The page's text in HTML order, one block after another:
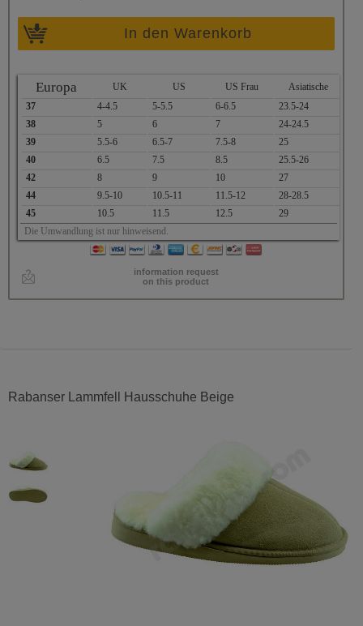
In den Warenkorb
Europa UK US US Frau
Asiatische
37
4-4.5 5-5.5 6-6.5
23.5-24
38
5 6 7
24-24.5
39
5.5-6 6.5-7 7.5-8
25
40
6.5 7.5 8.5
25.5-26
42
8 9 10
27
44
9.5-10 10.5-11 11.5-12
28-28.5
45
10.5 11.5 12.5
29
Die Umwandlung ist nur hinweisend.
information request
on this product
Rabanser Lammfell Hausschuhe Beige